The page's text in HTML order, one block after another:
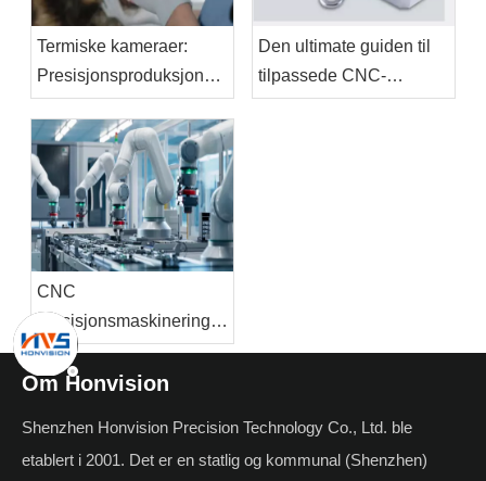
Termiske kameraer:
Presisjonsproduksjon
driver fremtiden for
infrarød teknologi
Den ultimate guiden til
tilpassede CNC-
maskinerte braketter:
CNC
presisjonsmaskineringsløsninger
for høyytelsesrobotikk:
kjernekomponenter,
automatiseringsverdi
Om Honvision
Shenzhen Honvision Precision Technology Co., Ltd. ble
etablert i 2001. Det er en statlig og kommunal (Shenzhen)